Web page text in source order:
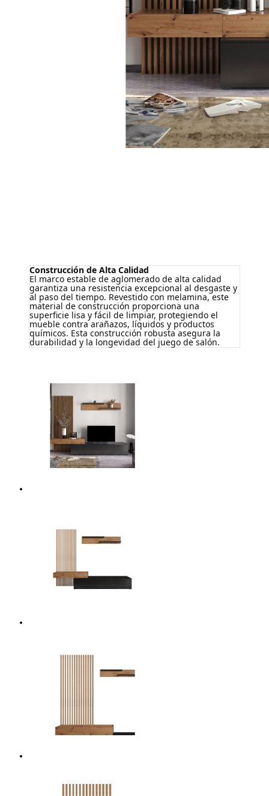
Construcción de Alta Calidad
El marco estable de aglomerado de alta calidad
garantiza una resistencia excepcional al desgaste y
al paso del tiempo. Revestido con melamina, este
material de construcción proporciona una
superficie lisa y fácil de limpiar, protegiendo el
mueble contra arañazos, líquidos y productos
químicos. Esta construcción robusta asegura la
durabilidad y la longevidad del juego de salón.